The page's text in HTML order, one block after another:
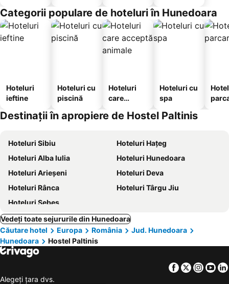
Categorii populare de hoteluri în Hunedoara
Hoteluri
ieftine
Hoteluri cu
piscină
Hoteluri
care
animale
Hoteluri cu
spa
Destinații în apropiere de Hostel Paltinis
Hoteluri Sibiu
Hoteluri Haţeg
Hoteluri Alba Iulia
Hoteluri Hunedoara
Hoteluri Arieşeni
Hoteluri Deva
Hoteluri Rânca
Hoteluri Târgu Jiu
Hoteluri Sebeş
Vedeți toate sejururile din Hunedoara
Căutare hotel
Europa România
Jud. Hunedoara
Hunedoara
Hostel Paltinis
Facebook
Twitter
Alegeţi ţara dvs.